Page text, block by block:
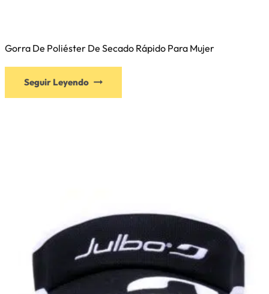
Gorra De Poliéster De Secado Rápido Para Mujer
Seguir Leyendo